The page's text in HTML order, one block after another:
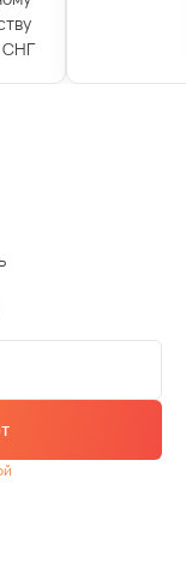
СНГ